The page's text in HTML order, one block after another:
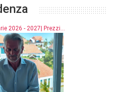
2026 - 2027| Prezzi...